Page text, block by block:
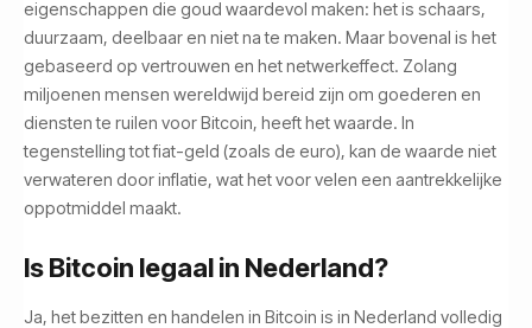
eigenschappen die goud waardevol maken: het is schaars,
duurzaam, deelbaar en niet na te maken. Maar bovenal is het
gebaseerd op vertrouwen en het netwerkeffect. Zolang
miljoenen mensen wereldwijd bereid zijn om goederen en
diensten te ruilen voor Bitcoin, heeft het waarde. In
tegenstelling tot fiat-geld (zoals de euro), kan de waarde niet
verwateren door inflatie, wat het voor velen een aantrekkelijke
oppotmiddel maakt.
Is Bitcoin legaal in Nederland?
Ja, het bezitten en handelen in Bitcoin is in Nederland volledig